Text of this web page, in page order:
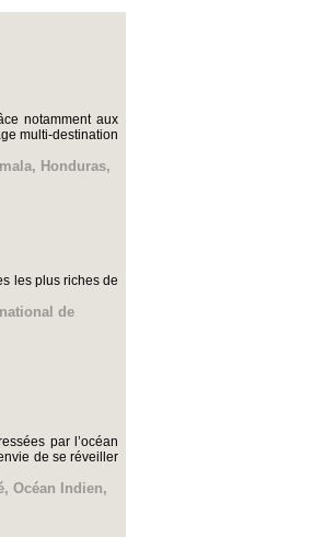
notamment aux
multi-destination
, Honduras,
les plus riches de
de
par l’océan
de se réveiller
, Océan Indien,